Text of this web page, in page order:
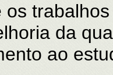
os
da
ao